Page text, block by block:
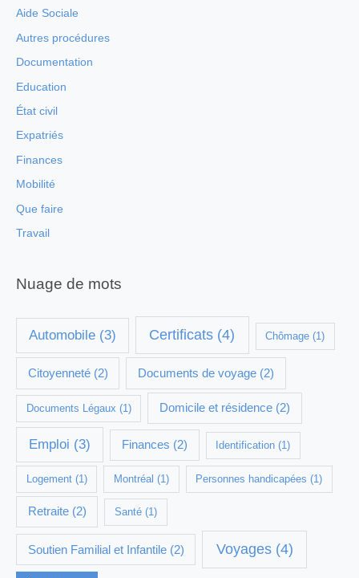
Aide Sociale
Autres procédures
Documentation
Education
État civil
Expatriés
Finances
Mobilité
Que faire
Travail
Nuage de mots
Automobile (3) Certificats (4) Chômage (1)
Citoyenneté(2) Documents de voyage (2)
Documents Légaux (1) Domicile et résidence (2)
Emploi (3) Finances (2) Identification (1)
Logement(1) Montréal (1) Personnes handicapées (1)
Retraite(2) Santé (1)
Soutien Familial et Infantile(2) Voyages(4)